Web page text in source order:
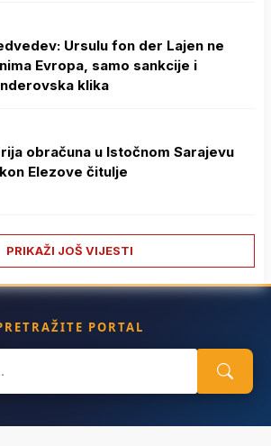
Ursulu fon der Lajen ne
Evropa, samo sankcije i
klika
obračuna u Istočnom Sarajevu
Elezove čitulje
PRIKAŽI JOŠ VIJESTI
PORTAL